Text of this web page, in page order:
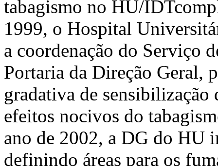
tabagismo no HU/
1999, o Hospital
a coordenação do Serviço
Portaria da Direção Geral,
gradativa de sensibilização
efeitos nocivos do
ano de 2002, a DG do HU
definindo áreas para os